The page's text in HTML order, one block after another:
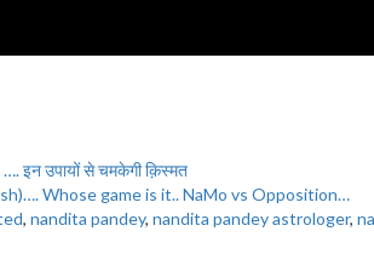
…. इन उपायों से चमकेगी क़िस्मत
Whose game is it.. NaMo vs Opposition…
, nandita pandey, nandita pandey astrologer,